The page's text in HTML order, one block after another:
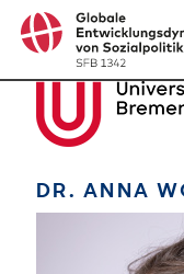
DR. ANNA